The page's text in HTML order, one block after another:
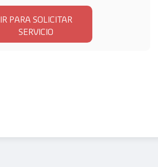
IR PARA SOLICITAR
SERVICIO